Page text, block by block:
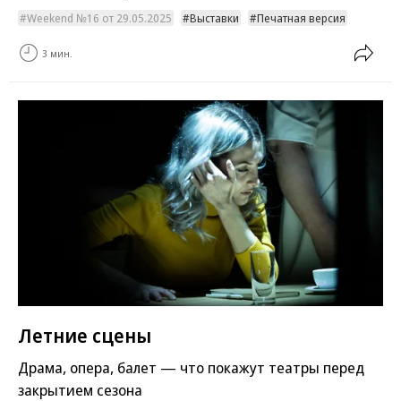
Weekend №16 от 29.05.2025 Выставки Печатная версия
3 мин.
Летние сцены
Драма, опера, балет — что покажут театры перед
закрытием сезона